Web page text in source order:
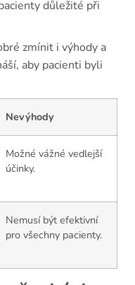
důležité při
zmínit i výhody a
aby pacienti byli
Nevýhody
Možné vážné vedlejší
účinky.
Nemusí být efektivní
pro všechny pacienty.